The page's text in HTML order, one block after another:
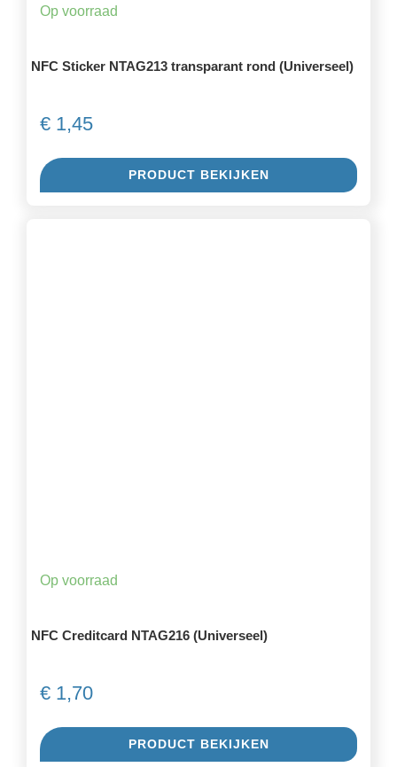
Op voorraad
NFC Sticker NTAG213 transparant rond (Universeel)
€1,45
PRODUCT BEKIJKEN
Op voorraad
NFC Creditcard NTAG216 (Universeel)
€1,70
PRODUCT BEKIJKEN